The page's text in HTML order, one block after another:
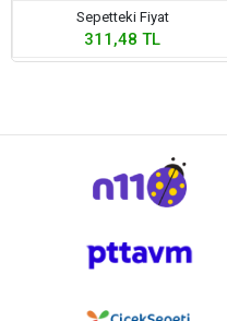
Sepetteki Fiyat
311,48 TL